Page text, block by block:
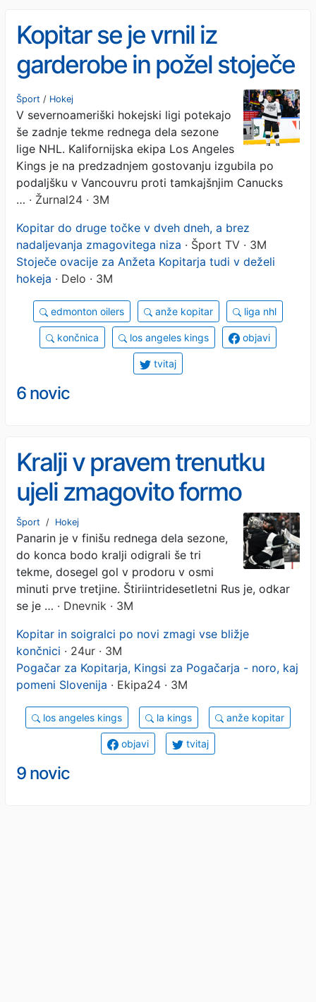
Kopitar se je vrnil iz
garderobe in požel stoječe
ovacije
Šport / Hokej
V severnoameriški hokejski ligi potekajo
še zadnje tekme rednega dela sezone
lige NHL. Kalifornijska ekipa Los Angeles
Kings je na predzadnjem gostovanju izgubila po
podaljšku v Vancouvru proti tamkajšnjim Canucks
… · Žurnal24 · 3M
Kopitar do druge točke v dveh dneh, a brez
nadaljevanja zmagovitega niza · Šport TV · 3M
Stoječe ovacije za Anžeta Kopitarja tudi v deželi
hokeja · Delo · 3M
edmonton oilers anže kopitar liga nhl
končnica los angeles kings objavi
tvitaj
6 novic
Kralji v pravem trenutku
ujeli zmagovito formo
Šport / Hokej
Panarin je v finišu rednega dela sezone,
do konca bodo kralji odigrali še tri
tekme, dosegel gol v prodoru v osmi
minuti prve tretjine. Štiriintridesetletni Rus je, odkar
se je … · Dnevnik · 3M
Kopitar in soigralci po novi zmagi vse bližje
končnici · 24ur · 3M
Pogačar za Kopitarja, Kingsi za Pogačarja - noro, kaj
pomeni Slovenija · Ekipa24 · 3M
los angeles kings la kings anže kopitar
objavi tvitaj
9 novic